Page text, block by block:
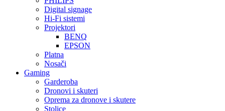
Digital signage
Hi-Fi sistemi
Projektori
BENQ
EPSON
Platna
Nosači
Gaming
Garderoba
Dronovi i skuteri
Oprema za dronove i skutere
Stolice